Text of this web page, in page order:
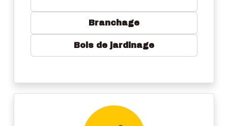
Branchage
Bois de jardinage